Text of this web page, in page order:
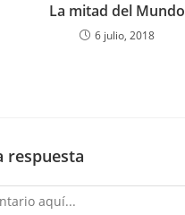
La mitad del Mundo
6 julio, 2018
respuesta